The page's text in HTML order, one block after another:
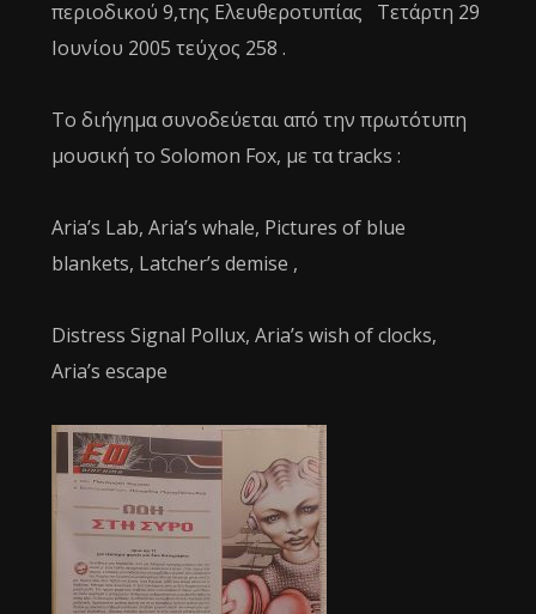
περιοδικού 9,της Ελευθεροτυπίας Τετάρτη 29
Ιουνίου 2005 τεύχος 258 .
Το διήγημα συνοδεύεται από την πρωτότυπη
μουσική το Solomon Fox, με τα tracks :
Aria’s Lab, Aria’s whale, Pictures of blue
blankets, Latcher’s demise ,
Distress Signal Pollux, Aria’s wish of clocks,
Aria’s escape